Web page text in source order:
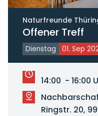
Naturfreunde
Offener Treff
Dienstag 01. Sep
14:00 - 16:00
Ringstr. 20,